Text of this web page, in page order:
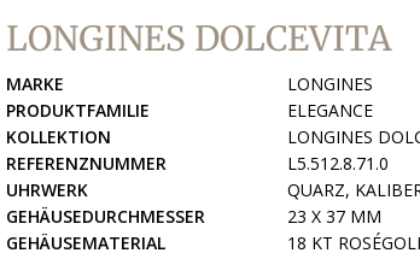
LONGINES DOLCEVITA
MARKE
LONGINES
PRODUKTFAMILIE
ELEGANCE
KOLLEKTION
LONGINES
REFERENZNUMMER
L5.512.8.71.0
UHRWERK
QUARZ,
GEHÄUSEDURCHMESSER
23 X 37 MM
GEHÄUSEMATERIAL
18 KT